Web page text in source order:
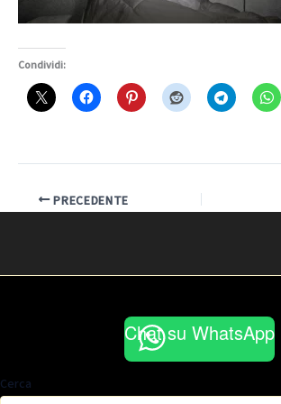
Condividi:
PRECEDENTE
Chat su WhatsApp
Cerca